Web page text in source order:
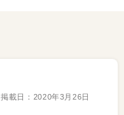
掲載日： 2020年3月26日